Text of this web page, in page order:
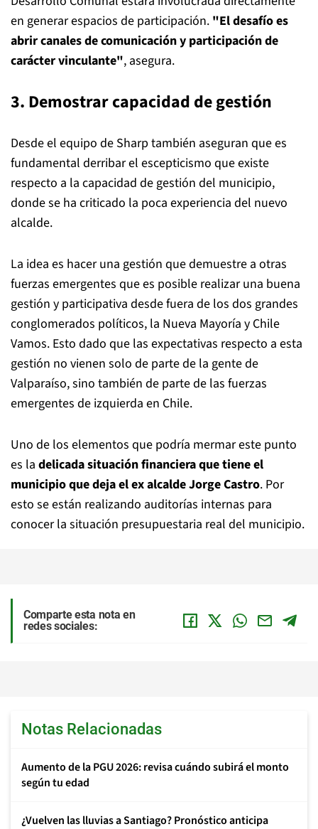
en generar espacios de participación. "El desafío es
abrir canales de comunicación y participación de
carácter vinculante", asegura.
3. Demostrar capacidad de gestión
Desde el equipo de Sharp también aseguran que es
fundamental derribar el escepticismo que existe
respecto a la capacidad de gestión del municipio,
donde se ha criticado la poca experiencia del nuevo
alcalde.
La idea es hacer una gestión que demuestre a otras
fuerzas emergentes que es posible realizar una buena
gestión y participativa desde fuera de los dos grandes
conglomerados políticos, la Nueva Mayoría y Chile
Vamos. Esto dado que las expectativas respecto a esta
gestión no vienen solo de parte de la gente de
Valparaíso, sino también de parte de las fuerzas
emergentes de izquierda en Chile.
Uno de los elementos que podría mermar este punto
es la delicada situación financiera que tiene el
municipio que deja el ex alcalde Jorge Castro. Por
esto se están realizando auditorías internas para
conocer la situación presupuestaria real del municipio.
Comparte esta nota en
redes sociales:
Notas Relacionadas
Aumento de la PGU 2026: revisa cuándo subirá el monto
según tu edad
¿Vuelven las lluvias a Santiago? Pronóstico anticipa